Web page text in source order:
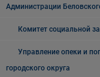
Администрации
Комитет социальной
Управление опеки и
городского округа